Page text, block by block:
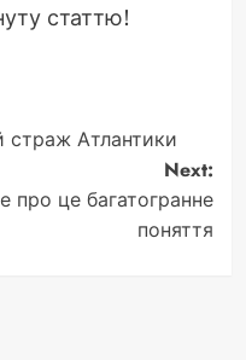
статтю!
страж Атлантики
Next:
про це багатогранне
поняття